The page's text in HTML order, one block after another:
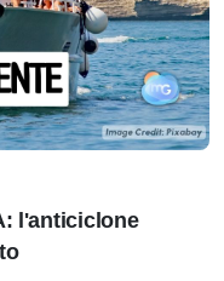
l'anticiclone